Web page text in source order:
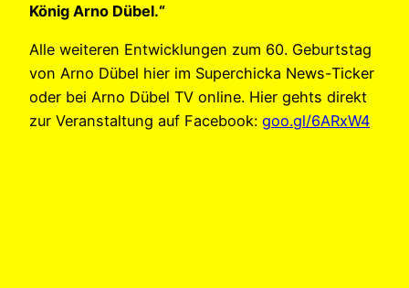
König Arno Dübel.“
Alle weiteren Entwicklungen zum 60. Geburtstag
von Arno Dübel hier im Superchicka News-Ticker
oder bei Arno Dübel TV online. Hier gehts direkt
zur Veranstaltung auf Facebook: goo.gl/6ARxW4